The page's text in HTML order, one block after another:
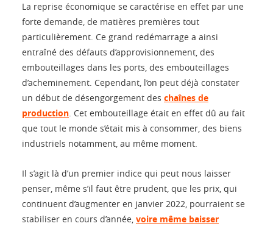
La reprise économique se caractérise en effet par une
forte demande, de matières premières tout
particulièrement. Ce grand redémarrage a ainsi
entraîné des défauts d’approvisionnement, des
embouteillages dans les ports, des embouteillages
d’acheminement. Cependant, l’on peut déjà constater
un début de désengorgement des chaînes de
production. Cet embouteillage était en effet dû au fait
que tout le monde s’était mis à consommer, des biens
industriels notamment, au même moment.
Il s’agit là d’un premier indice qui peut nous laisser
penser, même s’il faut être prudent, que les prix, qui
continuent d’augmenter en janvier 2022, pourraient se
stabiliser en cours d’année, voire même baisser